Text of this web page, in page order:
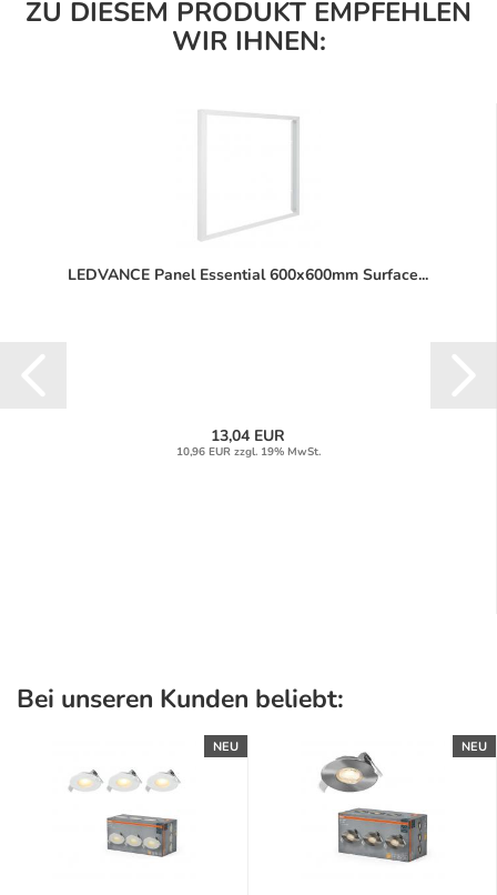
ZU DIESEM PRODUKT EMPFEHLEN
WIR IHNEN:
LEDVANCE Panel Essential 600x600mm Surface...
13,04 EUR
10,96 EUR zzgl. 19% MwSt.
Bei unseren Kunden beliebt:
NEU NEU